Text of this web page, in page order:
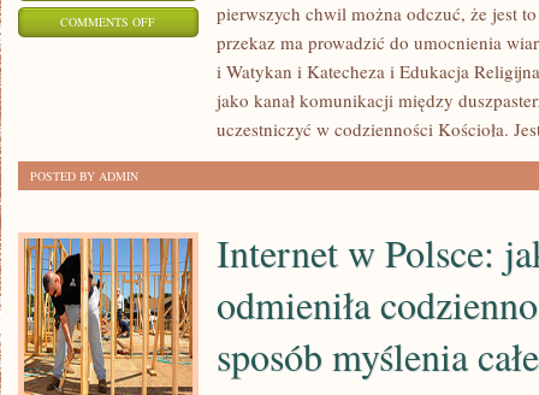
COMMENTS OFFON
pierwszych chwil można odczuć, że jest
przekaz ma prowadzić do umocnienia
i Watykan i Katecheza i Edukacja
jako kanał komunikacji między
uczestniczyć w codzienności Kościoła.
POSTED BY ADMIN
Internet w Polsce:
odmieniła
sposób myślenia